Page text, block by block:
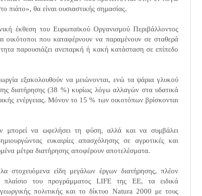
πιάτο», θα είναι ουσιαστικής σημασίας.
έκθεση του Ευρωπαϊκού Οργανισμού Περιβάλλοντος
οικότοποι που καταφέρνουν να παραμένουν σε σταθερά
παρουσιάζει ανεπαρκή ή κακή κατάσταση σε επίπεδο
εξακολουθούν να μειώνονται, ενώ τα ψάρια γλυκού
διατήρησης (38 %) κυρίως λόγω αλλαγών στα υδατικά
ενέργειας. Μόνον το 15 % των οικοτόπων βρίσκονται
να ωφελήσει τη φύση, αλλά και να συμβάλει
ευκαιρίες απασχόλησης σε αγροτικές και
μέτρα διατήρησης αποφέρουν αποτελέσματα.
στοχευόμενα είδη μεγάλων έργων διατήρησης, πλέον
του προγράμματος LIFE της ΕΕ, τα ειδικά
πολιτικής και το δίκτυο Natura 2000 με τους